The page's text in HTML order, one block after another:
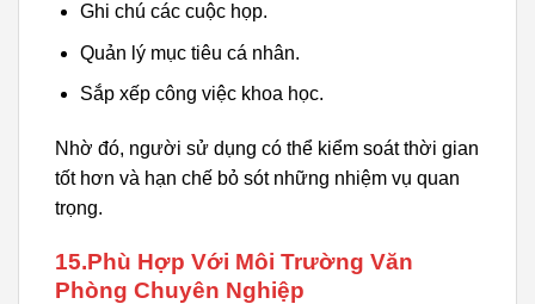
Ghi chú các cuộc họp.
Quản lý mục tiêu cá nhân.
Sắp xếp công việc khoa học.
Nhờ đó, người sử dụng có thể kiểm soát thời gian
tốt hơn và hạn chế bỏ sót những nhiệm vụ quan
trọng.
15.Phù Hợp Với Môi Trường Văn
Phòng Chuyên Nghiệp